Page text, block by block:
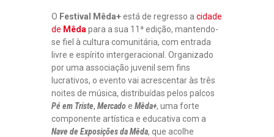
O Festival Mêda+está de regresso a cidade
de Mêda para a sua 11ª edição, mantendo-
se fiel à cultura comunitária, com entrada
livre e espírito intergeracional. Organizado
por uma associação juvenil sem fins
lucrativos, o evento vai acrescentar às três
noites de música, distribuídas pelos palcos
Pé em Triste, Mercadoe Mêda+, uma forte
componente artística e educativa com a
Nave de Exposições da Mêda, que acolhe